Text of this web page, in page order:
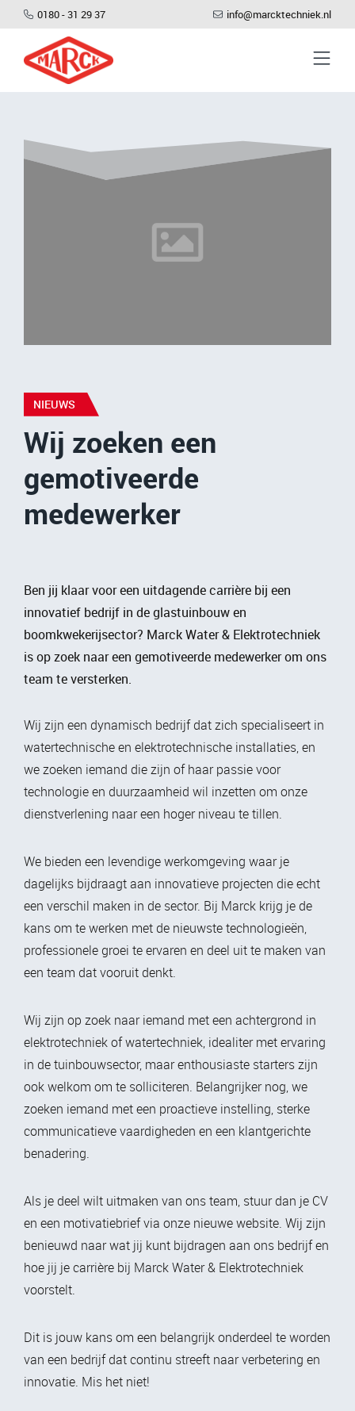
0180 - 31 29 37 info@marcktechniek.nl
NIEUWS
Wij zoeken een
gemotiveerde
medewerker
Ben jij klaar voor een uitdagende carrière bij een
innovatief bedrijf in de glastuinbouw en
boomkwekerijsector? Marck Water & Elektrotechniek
is op zoek naar een gemotiveerde medewerker om ons
team te versterken.
Wij zijn een dynamisch bedrijf dat zich specialiseert in
watertechnische en elektrotechnische installaties, en
we zoeken iemand die zijn of haar passie voor
technologie en duurzaamheid wil inzetten om onze
dienstverlening naar een hoger niveau te tillen.
We bieden een levendige werkomgeving waar je
dagelijks bijdraagt aan innovatieve projecten die echt
een verschil maken in de sector. Bij Marck krijg je de
kans om te werken met de nieuwste technologieën,
professionele groei te ervaren en deel uit te maken van
een team dat vooruit denkt.
Wij zijn op zoek naar iemand met een achtergrond in
elektrotechniek of watertechniek, idealiter met ervaring
in de tuinbouwsector, maar enthousiaste starters zijn
ook welkom om te solliciteren. Belangrijker nog, we
zoeken iemand met een proactieve instelling, sterke
communicatieve vaardigheden en een klantgerichte
benadering.
Als je deel wilt uitmaken van ons team, stuur dan je CV
en een motivatiebrief via onze nieuwe website. Wij zijn
benieuwd naar wat jij kunt bijdragen aan ons bedrijf en
hoe jij je carrière bij Marck Water & Elektrotechniek
voorstelt.
Dit is jouw kans om een belangrijk onderdeel te worden
van een bedrijf dat continu streeft naar verbetering en
innovatie. Mis het niet!